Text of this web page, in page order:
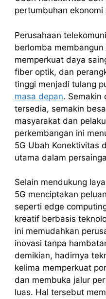
pertumbuhan ekonomi
Perusahaan
berlomba
memperkuat daya
fiber optik, dan
tinggi menjadi tulang
masa depan. Semakin
tersedia, semakin
masyarakat dan
perkembangan ini
5G Ubah Konektivitas
utama dalam
Selain mendukung
5G menciptakan
seperti edge
kreatif berbasis
ini memudahkan
inovasi tanpa
demikian, hadirnya
kelima memperkuat
dan membuka jalur
luas. Hal tersebut